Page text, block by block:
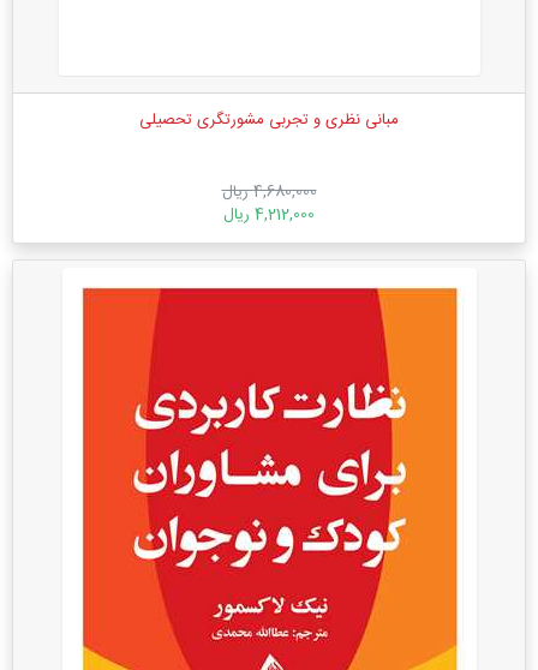
مبانی نظری و تجربی مشورتگری تحصیلی
4,680,000 ریال
4,212,000 ریال